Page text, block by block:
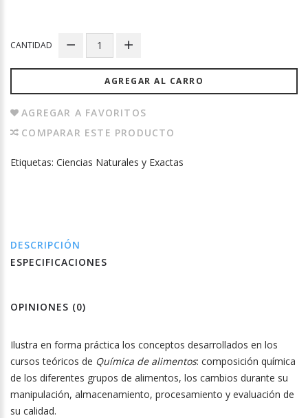
CANTIDAD
AGREGAR AL CARRO
AGREGAR A FAVORITOS
COMPARAR ESTE PRODUCTO
Etiquetas: Ciencias Naturales y Exactas
DESCRIPCIÓN
ESPECIFICACIONES
OPINIONES (0)
Ilustra en forma práctica los conceptos desarrollados en los
cursos teóricos de Química de alimentos: composición química
de los diferentes grupos de alimentos, los cambios durante su
manipulación, almacenamiento, procesamiento y evaluación de
su calidad.